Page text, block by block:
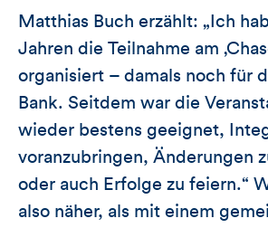
Matthias Buch erzählt: „Ich
Jahren die Teilnahme am
organisiert – damals noch für
Bank. Seitdem war die
wieder bestens geeignet,
voranzubringen, Änderungen
oder auch Erfolge zu feiern.“
also näher, als mit einem